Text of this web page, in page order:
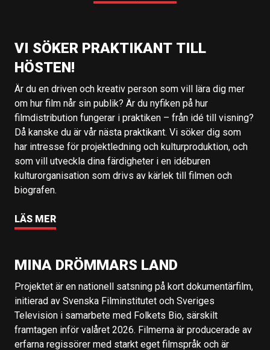
VI SÖKER PRAKTIKANT TILL
HÖSTEN!
Är du en driven och kreativ person som vill lära dig mer
om hur film når sin publik? Är du nyfiken på hur
filmdistribution fungerar i praktiken – från idé till visning?
Då kanske du är vår nästa praktikant. Vi söker dig som
har intresse för projektledning och kulturproduktion, och
som vill utveckla dina färdigheter i en idéburen
kulturorganisation som drivs av kärlek till filmen och
biografen.
LÄS MER
MINA DRÖMMARS LAND
Projektet är en nationell satsning på kort dokumentärfilm,
initierad av Svenska Filminstitutet och Sveriges
Television i samarbete med Folkets Bio, särskilt
framtagen inför valåret 2026. Filmerna är producerade av
erfarna regissörer med starkt eget filmspråk och är